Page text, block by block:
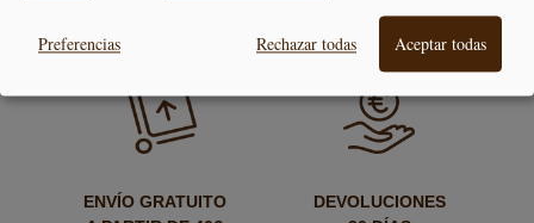
ENVÍO GRATUITO
DEVOLUCIONES
Preferencias Rechazar todas Aceptar todas